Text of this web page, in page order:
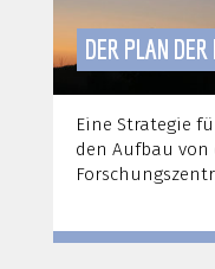
DER PLAN
Eine Strategie
den Aufbau